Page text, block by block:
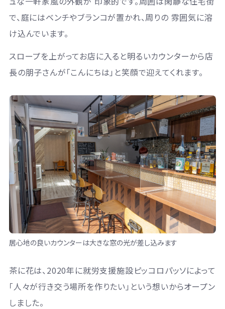
で、庭にはベンチやブランコが置かれ、周りの 雰囲気に溶
け込んでいます。
スロープを上がってお店に入ると明るいカウンターから店
長の朋子さんが「こんにちは」と笑顔で迎えてくれます。
居心地の良いカウンターは大きな窓の光が差し込みます
茶に花は、2020年に就労支援施設ピッコロパッソによって
「人々が行き交う場所を作りたい」という想いからオープン
しました。